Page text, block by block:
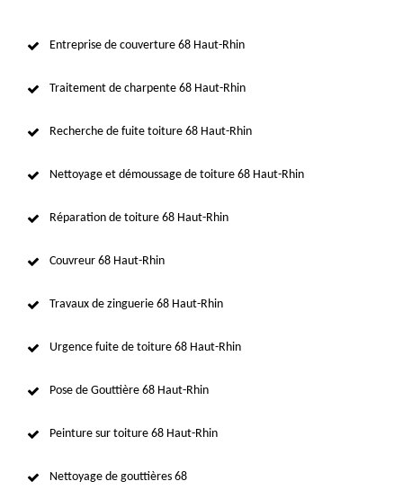
Entreprise de couverture 68 Haut-Rhin
Traitement de charpente 68 Haut-Rhin
Recherche de fuite toiture 68 Haut-Rhin
Nettoyage et démoussage de toiture 68 Haut-Rhin
Réparation de toiture 68 Haut-Rhin
Couvreur 68 Haut-Rhin
Travaux de zinguerie 68 Haut-Rhin
Urgence fuite de toiture 68 Haut-Rhin
Pose de Gouttière 68 Haut-Rhin
Peinture sur toiture 68 Haut-Rhin
Nettoyage de gouttières 68